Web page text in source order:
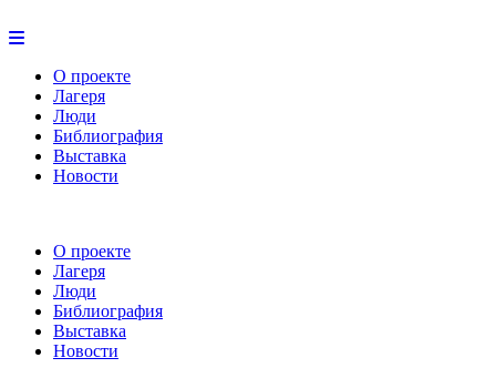
О проекте
Лагеря
Люди
Библиография
Выставка
Новости
О проекте
Лагеря
Люди
Библиография
Выставка
Новости